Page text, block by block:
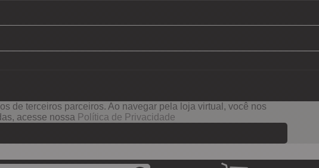
de terceiros parceiros. Ao navegar pela loja virtual, você nos
acesse nossaPolítica de Privacidade